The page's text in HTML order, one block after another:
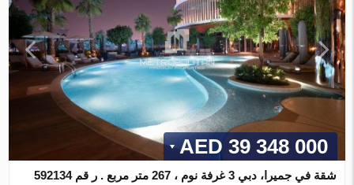
39 348 000 AED
شقة في جميرا، دبي 3 غرفة نوم ، 267 متر مربع . ر قم 592134